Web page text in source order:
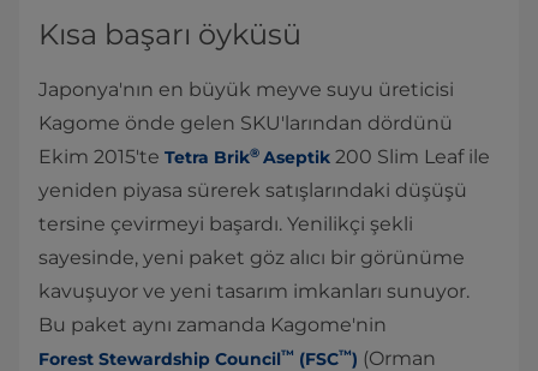
Kısa başarı öyküsü
Japonya'nın en büyük meyve suyu üreticisi
Kagome önde gelen SKU'larından dördünü
Ekim 2015'te Tetra Brik® Aseptik 200 Slim Leaf ile
yeniden piyasa sürerek satışlarındaki düşüşü
tersine çevirmeyi başardı. Yenilikçi şekli
sayesinde, yeni paket göz alıcı bir görünüme
kavuşuyor ve yeni tasarım imkanları sunuyor.
Bu paket aynı zamanda Kagome'nin
Forest Stewardship Council™ (FSC™) (Orman